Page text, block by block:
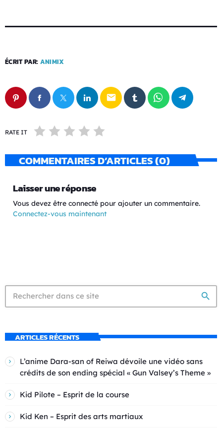
ÉCRIT PAR: ANIMIX
email
RATE IT
COMMENTAIRES D’ARTICLES (0)
Laisser une réponse
Vous devez être connecté pour ajouter un commentaire.
Connectez-vous maintenant
search
ARTICLES RÉCENTS
L’anime Dara-san of Reiwa dévoile une vidéo sans
crédits de son ending spécial « Gun Valsey’s Theme »
Kid Pilote – Esprit de la course
Kid Ken – Esprit des arts martiaux